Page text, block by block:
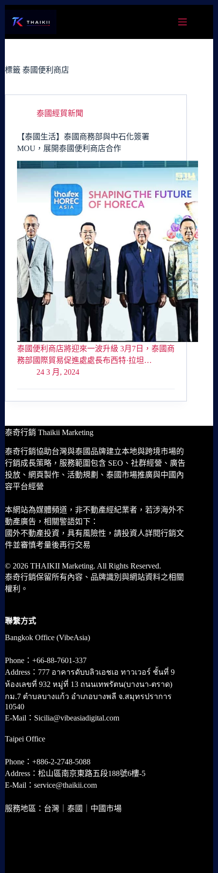
容
標籤 泰國便利商店
泰國經貿新聞
【泰國生活】泰國商務部與中石化簽署
MOU，展開泰國便利商店合作
泰國便利商店將迎來一波升級 3月7日，泰國商
務部國際貿易促進處處長布西特·拉坦…
24 3 月, 2024
泰奇行銷 Thaikii Marketing
泰奇行銷協助台灣與泰國品牌建立本地與跨境市場的
行銷成長策略，服務範圍包含 SEO、社群經營、廣告
投放、網頁製作、活動規劃、泰國市場推廣與中國內
容平台經營
本網站為媒體頻道，非不動產經紀業者，若涉海外不
動產廣告，相關警語如下：
國外不動產投資，具有風險性，請投資人詳閱行銷文
件並審慎考量後再行交易
© 2026 THAIKII Marketing. All Rights Reserved.
泰奇行銷保留所有內容、品牌識別與網站資料之相關
權利。
聯繫方式
Bangkok Office (VibeAsia)
Phone：+66-88-7601-337
Address：777 อาคารดับบลิวเอชเอ ทาวเวอร์ ชั้นที่ 9
ห้องเลขที่ 932 หมู่ที่ 13 ถนนเทพรัตน(บางนา-ตราด)
กม.7 ตำบลบางแก้ว อำเภอบางพลี จ.สมุทรปราการ
10540
E-Mail：Sicilia@vibeasiadigital.com
Taipei Office
Phone：+886-2-2748-5088
Address：松山區南京東路五段188號6樓-5
E-Mail：service@thaikii.com
服務地區：台灣｜泰國｜中國市場